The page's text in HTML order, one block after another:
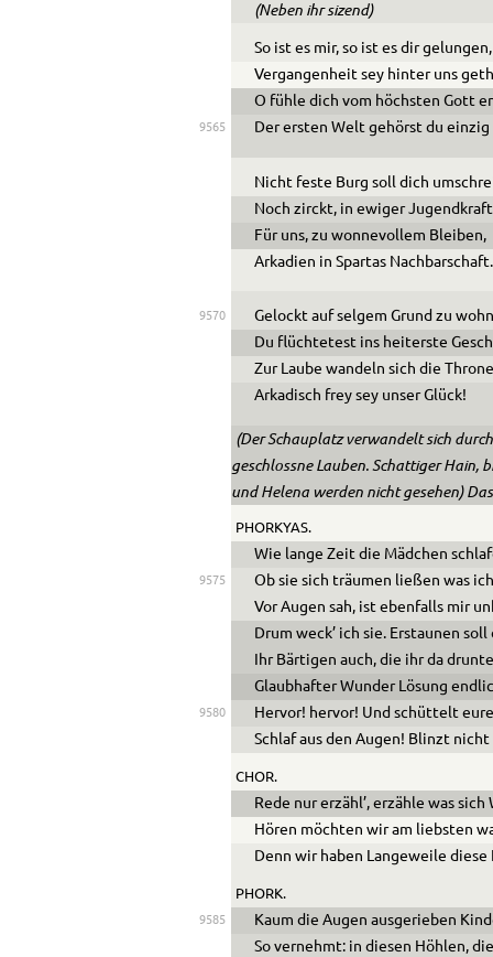
(Neben ihr sizend)
So ist es mir, so ist es dir gelungen,
Vergangenheit sey hinter uns
O fühle dich vom höchsten Gott
9565 Der ersten Welt gehörst du einzig
Nicht feste Burg soll dich
Noch zirckt, in ewiger
Für uns, zu wonnevollem Bleiben,
Arkadien in Spartas Nachbarschaft.
9570
Gelockt auf selgem Grund zu
Du flüchtetest ins heiterste
Zur Laube wandeln sich die
Arkadisch frey sey unser Glück!
(Der Schauplatz verwandelt sich
geschlossne Lauben. Schattiger Hain,
und Helena werden nicht gesehen)
PHORKYAS.
Wie lange Zeit die Mädchen
9575
Ob sie sich träumen ließen was
Vor Augen sah, ist ebenfalls mir
Drum weck’ ich sie. Erstaunen soll
Ihr Bärtigen auch, die ihr da
Glaubhafter Wunder Lösung
9580
Hervor! hervor! Und schüttelt
Schlaf aus den Augen! Blinzt
CHOR.
Rede nur erzähl’, erzähle was
Hören möchten wir am liebsten
Denn wir haben Langeweile diese
PHORK.
9585 Kaum die Augen ausgerie ben
So vernehmt: in diesen Höhlen,